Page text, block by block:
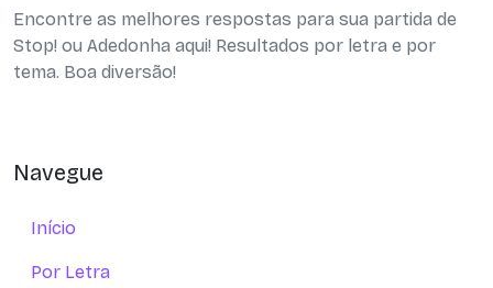
Encontre as melhores respostas para sua partida de
Stop! ou Adedonha aqui! Resultados por letra e por
tema. Boa diversão!
Navegue
Início
Por Letra